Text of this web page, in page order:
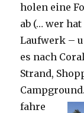
holen eine
ab (… wer
Laufwerk –
es nach
Strand,
fahre